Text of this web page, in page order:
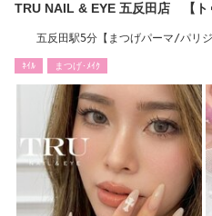
TRU NAIL & EYE 五反田店 【ト
五反田駅5分【まつげパーマ/パリ
ﾈｲﾙ まつげ･ﾒｲｸ